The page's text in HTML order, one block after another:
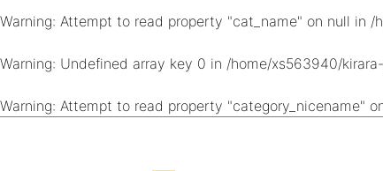
Warning: Attempt to read property "cat_name" on null in /
Warning: Undefined array key 0 in /home/xs563940/
Warning: Attempt to read property "category_nicename"